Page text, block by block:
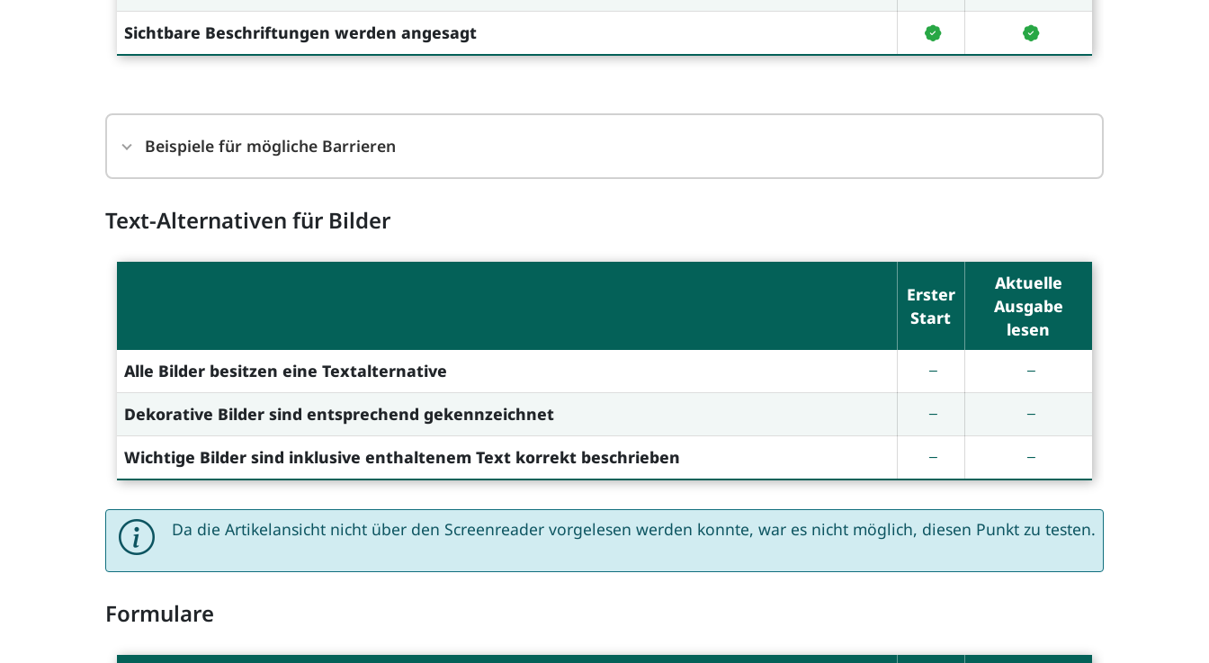
Sichtbare Beschriftungen werden angesagt
Beispiele für mögliche Barrieren
Text-Alternativen für Bilder
Erster
Start
Aktuelle
Ausgabe
lesen
Alle Bilder besitzen eine Textalternative
Dekorative Bilder sind entsprechend gekennzeichnet
Wichtige Bilder sind inklusive enthaltenem Text korrekt beschrieben
Da die Artikelansicht nicht über den Screenreader vorgelesen werden konnte, war es nicht möglich, diesen Punkt zu testen.
Formulare